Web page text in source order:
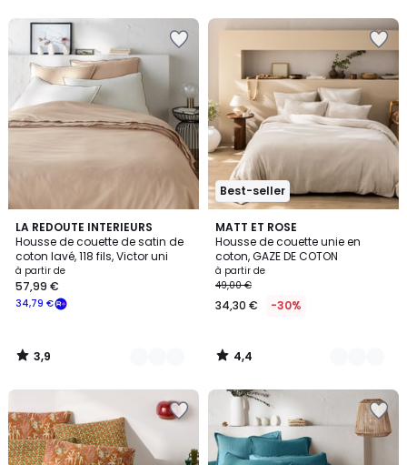
LA REDOUTE INTERIEURS
Housse de couette de satin de
coton lavé, 118 fils, Victor uni
à partir de
34,79 €
57,99 €
3,9
/ 5
11
Couleurs
3,9
/
Best-seller
MATT ET ROSE
Housse de couette unie en
coton, GAZE DE COTON
à partir de
49,00 €
34,30 € -30%
4,4
/ 5
11
Couleurs
4,4
/